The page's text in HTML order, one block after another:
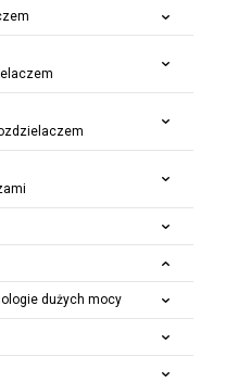
dużych mocy